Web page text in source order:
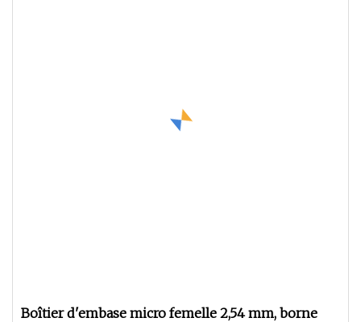
Boîtier d'embase micro femelle 2,54 mm, borne